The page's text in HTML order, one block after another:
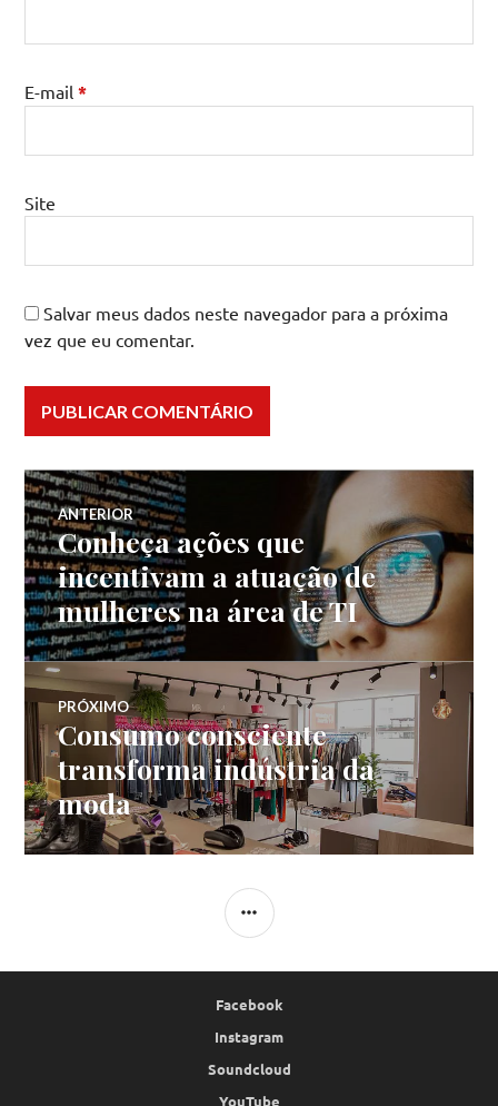
E-mail*
Site
Salvar meus dados neste navegador para a próxima
vez que eu comentar.
Navegação
de
Post
ANTERIOR
Post
anterior:
Conheça ações que
incentivam a atuação de
mulheres na área de TI
PRÓXIMO
Próximo
post:
Consumo consciente
transforma indústria da
moda
LATERAL
Facebook
Instagram
Soundcloud
YouTube